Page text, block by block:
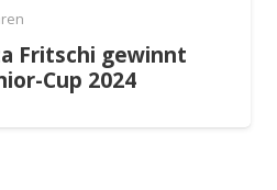
Fritschi gewinnt
Cup 2024